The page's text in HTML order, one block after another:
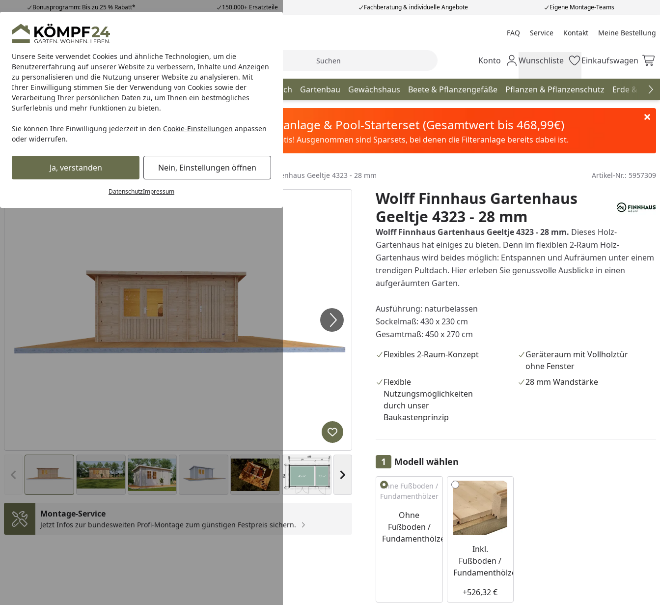
Unsere Seite verwendet Cookies und ähnliche Technologien, um die
Benutzererfahrung auf unserer Website zu verbessern, Inhalte und Anzeigen
zu personalisieren und die Nutzung unserer Website zu analysieren. Mit
Ihrer Einwilligung stimmen Sie der Verwendung von Cookies sowie der
Verarbeitung Ihrer persönlichen Daten zu, um Ihnen ein bestmögliches
Surferlebnis und mehr Funktionen zu bieten.
Sie können Ihre Einwilligung jederzeit in den Cookie-Einstellungen anpassen
oder widerrufen.
Ja, verstanden Nein, Einstellungen öffnen
DatenschutzImpressum
Bonusprogramm: Bis zu 25 % Rabatt* 150.000+ Ersatzteile Fachberatung & individuelle Angebote Eigene Montage-Teams
Hotline07051 / 9 22 22
Mo-Fr. 8-16 Uhr 25.982 Bewertungen FAQ Service Kontakt Meine Bestellung
Meine Bestellung
Alle Produkte
Alle ProdukteHighlights Tipps & Tricks Suche Mein Konto
Konto Wunschliste
Wunschliste Einkaufswagen
Einkaufswagen
Garten Gartenhaus Gerätehaus Carport & Garage Terrassendach Gartenbau Gewächshaus Beete & Pflanzengefäße Pflanzen & Pflanzenschutz Erde &
Karibu Pools inkl. gratis Sandfilteranlage & Pool-Starterset (Gesamtwert bis 468,99€)
Dein Traumpool im Sorglos-Paket: Filter&Pflege gratis! Ausgenommen sind Sparsets, bei denen die Filteranlage bereits dabei ist.
Alles für den Garten Gartenhäuser Holz Wolff Finnhaus Gartenhaus Geeltje 4323 - 28 mm Artikel-Nr.: 5957309
Vorheriges Bild anzeigen
Youtube-Video
Nächstes Bild anzeigen
Produkt zur Wunschliste hinzufügen
Montage-Service
Jetzt Infos zur bundesweiten Profi-Montage zum günstigen Festpreis sichern.
Wolff Finnhaus Gartenhaus
Geeltje 4323 - 28 mm
Wolff Finnhaus Gartenhaus Geeltje 4323 - 28 mm. Dieses Holz-
Gartenhaus hat einiges zu bieten. Denn im flexiblen 2-Raum Holz-
Gartenhaus wird beides möglich: Entspannen und Aufräumen unter einem
trendigen Pultdach. Hier erleben Sie genussvolle Ausblicke in einen
aufgeräumten Garten.
Ausführung: naturbelassen
Sockelmaß: 430 x 230 cm
Gesamtmaß: 450 x 270 cm
Flexibles 2-Raum-Konzept
Geräteraum mit Vollholztür
ohne Fenster
Flexible
Nutzungsmöglichkeiten
durch unser
Baukastenprinzip
28 mm Wandstärke
Modell wählen
Alle anzeigen (2)
Ohne Fußboden /
Fundamenthölzer
Ohne
Fußboden /
Fundamenthölzer
Inkl.
Fußboden /
Fundamenthölzer
+526,32 €